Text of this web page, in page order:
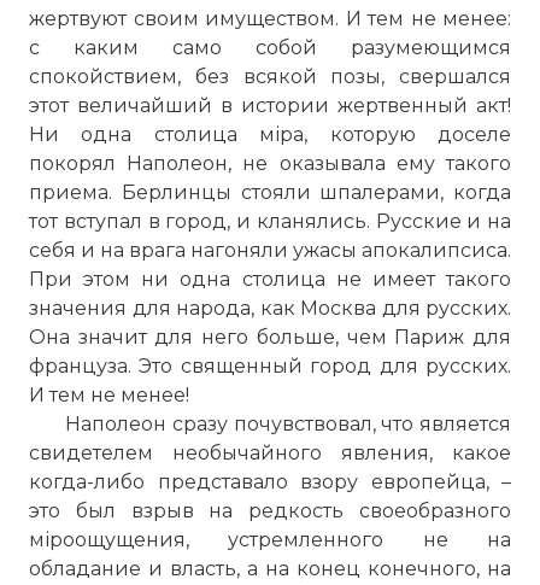
жертвуют своим имуществом. И тем не менее:
с каким само собой разумеющимся
спокойствием, без всякой позы, свершался
этот величайший в истории жертвенный акт!
Ни одна столица міра, которую доселе
покорял Наполеон, не оказывала ему такого
приема. Берлинцы стояли шпалерами, когда
тот вступал в город, и кланялись. Русские и на
себя и на врага нагоняли ужасы апокалипсиса.
При этом ни одна столица не имеет такого
значения для народа, как Москва для русских.
Она значит для него больше, чем Париж для
француза. Это священный город для русских.
И тем не менее!
Наполеон сразу почувствовал, что является
свидетелем необычайного явления, какое
когда-либо представало взору европейца, –
это был взрыв на редкость своеобразного
міроощущения, устремленного не на
обладание и власть, а на конец конечного, на